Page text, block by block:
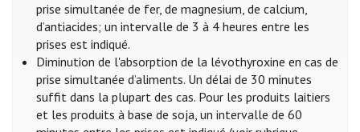
prise simultanée de fer, de magnesium, de calcium,
d’antiacides; un intervalle de 3 à 4 heures entre les
prises est indiqué.
Diminution de l'absorption de la lévothyroxine en cas de
prise simultanée d’aliments. Un délai de 30 minutes
suffit dans la plupart des cas. Pour les produits laitiers
et les produits à base de soja, un intervalle de 60